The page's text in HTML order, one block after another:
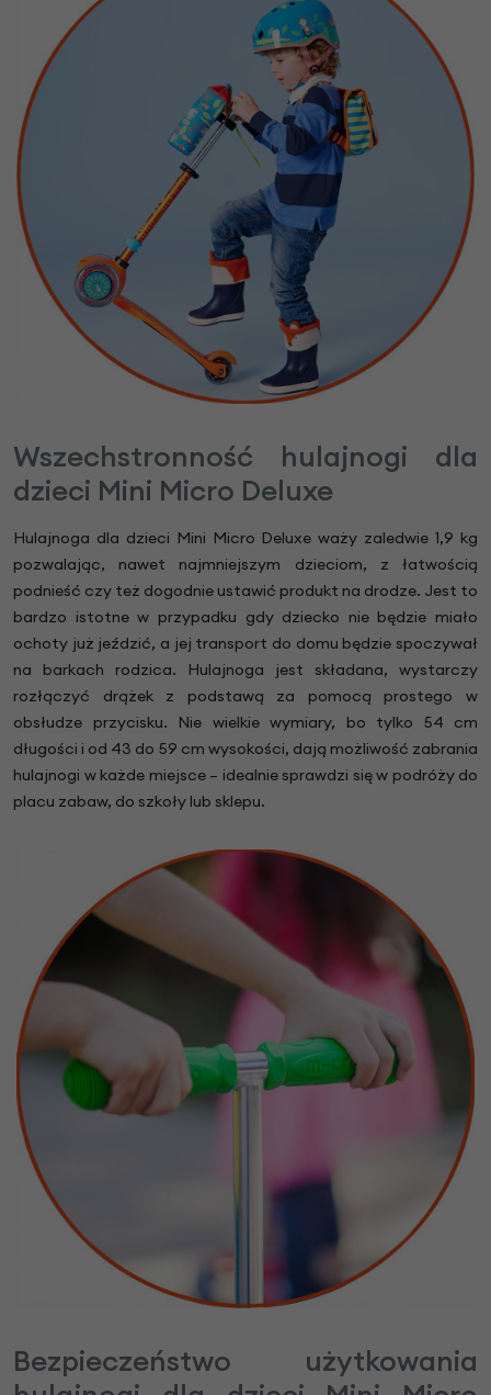
Wszechstronność hulajnogi dla
dzieci Mini Micro Deluxe
Hulajnoga dla dzieci Mini Micro Deluxe waży zaledwie 1,9 kg
pozwalając, nawet najmniejszym dzieciom, z łatwością
podnieść czy też dogodnie ustawić produkt na drodze. Jest to
bardzo istotne w przypadku gdy dziecko nie będzie miało
ochoty już jeździć, a jej transport do domu będzie spoczywał
na barkach rodzica. Hulajnoga jest składana, wystarczy
rozłączyć drążek z podstawą za pomocą prostego w
obsłudze przycisku. Nie wielkie wymiary, bo tylko 54 cm
długości i od 43 do 59 cm wysokości, dają możliwość zabrania
hulajnogi w każde miejsce – idealnie sprawdzi się w podróży do
placu zabaw, do szkoły lub sklepu.
Bezpieczeństwo użytkowania